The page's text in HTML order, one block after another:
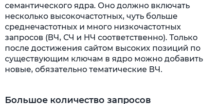
семантического ядра. Оно должно включать
несколько высокочастотных, чуть больше
среднечастотных и много низкочастотных
запросов (ВЧ, СЧ и НЧ соответственно). Только
после достижения сайтом высоких позиций по
существующим ключам в ядро можно добавить
новые, обязательно тематические ВЧ.
Большое количество запросов